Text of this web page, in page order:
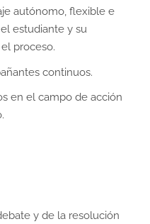
autónomo, flexible e
estudiante y su
proceso.
continuos.
en el campo de acción
y de la resolución